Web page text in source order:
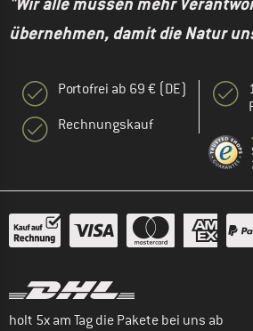
Mit entsprechenden Schichten
übernehmen, damit die Natur
Portofrei ab 69 € (DE)
Rechnungskauf
holt 5x am Tag die Pakete bei uns ab